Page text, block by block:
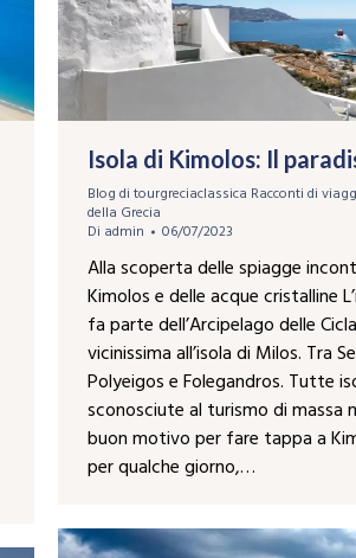
Isola di Kimolos: Il
Blog di tourgreciaclassica Racconti di
della Grecia
Di admin 06/07/2023
Alla scoperta delle spiagge
Kimolos e delle acque cristalline
fa parte dell’Arcipelago delle
vicinissima all’isola di Milos. Tra
Polyeigos e Folegandros. Tutte
sconosciute al turismo di massa
buon motivo per fare tappa a
per qualche giorno,…